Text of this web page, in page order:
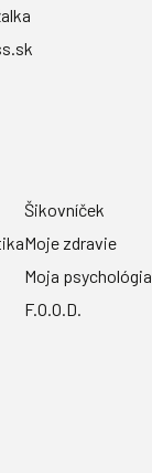
Šikovníček
Moje zdravie
Moja psychológia
F.O.O.D.